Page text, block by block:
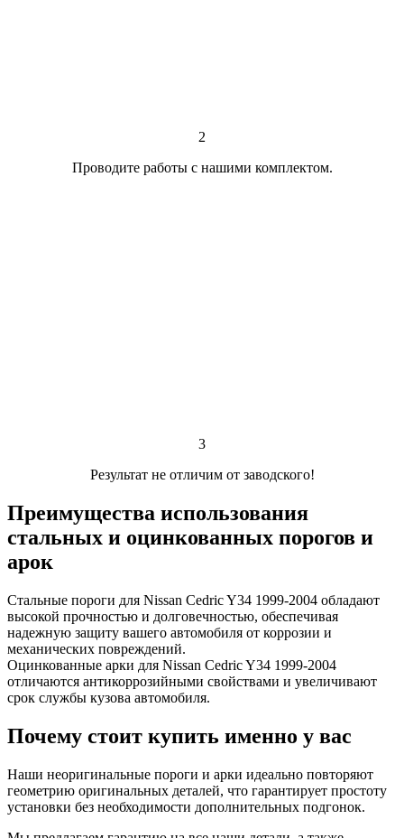
2
Проводите работы с нашими комплектом.
3
Результат не отличим от заводского!
Преимущества использования
стальных и оцинкованных порогов и
арок
Стальные пороги для Nissan Cedric Y34 1999-2004 обладают
высокой прочностью и долговечностью, обеспечивая
надежную защиту вашего автомобиля от коррозии и
механических повреждений.
Оцинкованные арки для Nissan Cedric Y34 1999-2004
отличаются антикоррозийными свойствами и увеличивают
срок службы кузова автомобиля.
Почему стоит купить именно у вас
Наши неоригинальные пороги и арки идеально повторяют
геометрию оригинальных деталей, что гарантирует простоту
установки без необходимости дополнительных подгонок.